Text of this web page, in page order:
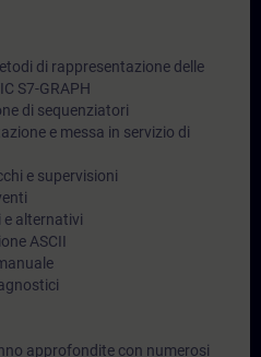
di rappresentazione delle
S7-GRAPH
di sequenziatori
e messa in servizio di
e supervisioni
e alternativi
ASCII
approfondite con numerosi